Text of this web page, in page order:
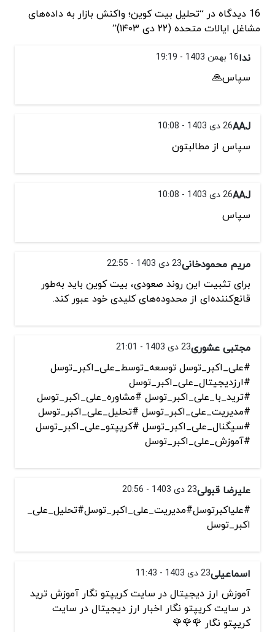
16 دیدگاه در “تحلیل بیت کوین؛ واکنش بازار به داده‌های
مشاغل ایالات متحده (۲۲ دی ۱۴۰۳)”
ندا16 بهمن 1403 - 19:19
سپاس🙏
AAJ26 دی 1403 - 10:08
سپاس از مطالبتون‌
AAJ26 دی 1403 - 10:08
سپاس
مریم محمودخانی23 دی 1403 - 22:55
برای تثبیت این روند صعودی، بیت کوین باید به‌طور
قانع‌کننده‌ای از محدوده‌های کلیدی خود عبور کند.
مجتبی عشوری23 دی 1403 - 21:01
#علی_اکبر_توسل توسعه_توسط_علی_اکبر_توسل
#ارزدیجیتال_علی_اکبر_توسل
#ترید_با_علی_اکبر_توسل #مشاوره_علی_اکبر_توسل
#مدیریت_علی_اکبر_توسل #تحلیل_علی_اکبر_توسل
#سیگنال_علی_اکبر_توسل #کریپتو_علی_اکبر_توسل
#آموزش_علی_اکبر_توسل
علیرضا قبولی23 دی 1403 - 20:56
#علیاکبرتوسل#مدیریت_علی_اکبر_توسل#تحلیل_علی_
اکبر_توسل
اسماعیلی23 دی 1403 - 11:43
آموزش ارز دیجیتال در سایت کریپتو نگار آموزش ترید
در سایت کریپتو نگار اخبار ارز دیجیتال در سایت
کریپتو نگار 🌹🌹🌹